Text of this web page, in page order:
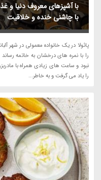
با آشپزهای معروف دنیا و
با چاشنی خنده و خلاقیت
پائولا در یک خانواده معمولی در شهر
را با نمره های درخشان به خاتمه
نبود و ساعت های زیادی همراه با
را یاد می گرفت و به خاطر...